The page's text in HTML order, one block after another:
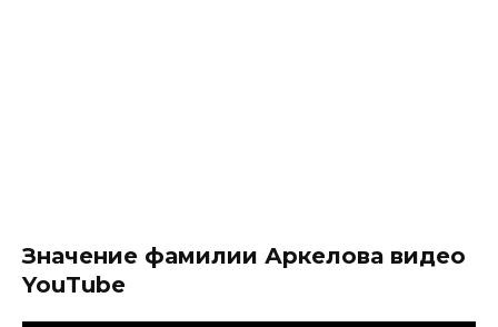
Значение фамилии Аркелова видео
YouTube